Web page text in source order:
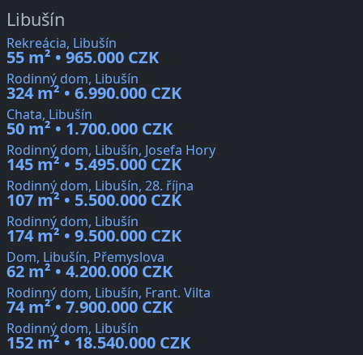
Libušín
Rekreácia, Libušín
55 m² • 965.000 CZK
Rodinný dom, Libušín
324 m² • 6.990.000 CZK
Chata, Libušín
50 m² • 1.700.000 CZK
Rodinný dom, Libušín, Josefa Hory
145 m² • 5.495.000 CZK
Rodinný dom, Libušín, 28. října
107 m² • 5.500.000 CZK
Rodinný dom, Libušín
174 m² • 9.500.000 CZK
Dom, Libušín, Přemyslova
62 m² • 4.200.000 CZK
Rodinný dom, Libušín, Frant. Vilta
74 m² • 7.900.000 CZK
Rodinný dom, Libušín
152 m² • 18.540.000 CZK